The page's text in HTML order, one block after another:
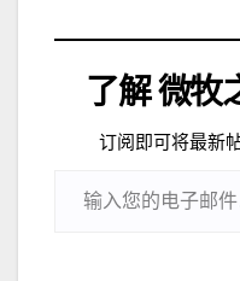
载…
了解 微牧
订阅即可将最新